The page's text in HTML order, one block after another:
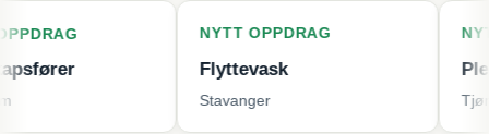
NYTT OPPDRAG
Flyttevask
Stavanger
NYTT